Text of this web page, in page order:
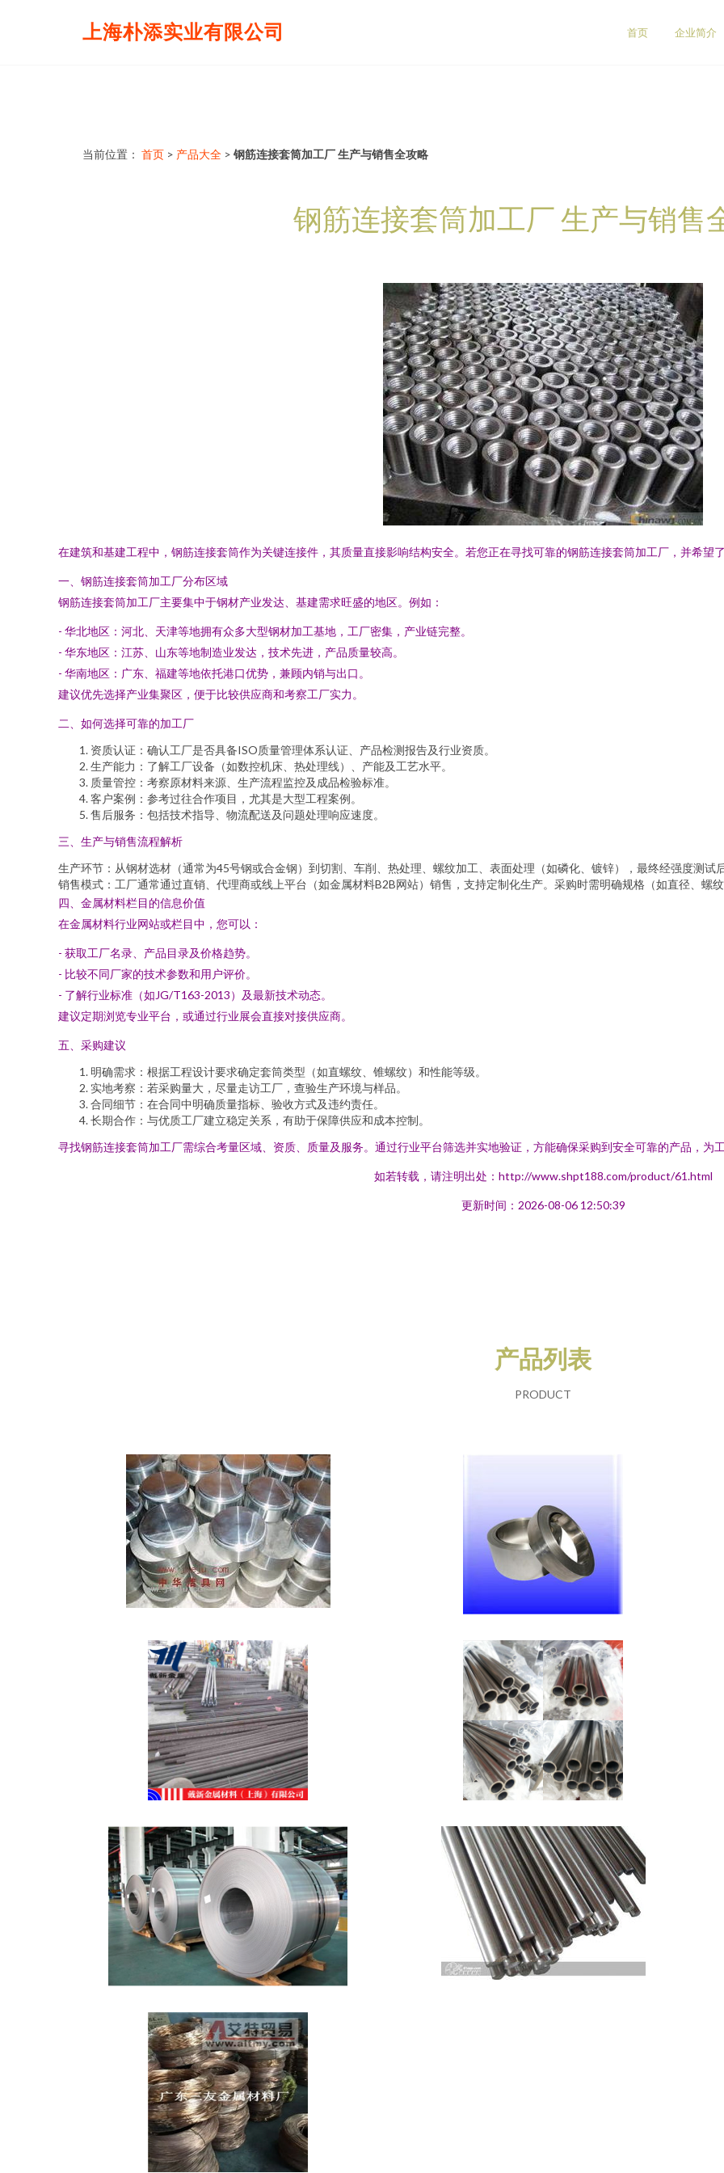
上海朴添实业有限公司 首页 企业简介
当前位置： 首页 > 产品大全 > 钢筋连接套筒加工厂 生产与销售全攻略
钢筋连接套筒加工厂 生产与销售
在建筑和基建工程中，钢筋连接套筒作为关键连接件，其质量直接影响结构安全。若您正在寻找可靠的钢筋连接套筒加工厂，并希望
一、钢筋连接套筒加工厂分布区域
钢筋连接套筒加工厂主要集中于钢材产业发达、基建需求旺盛的地区。例如：
- 华北地区：河北、天津等地拥有众多大型钢材加工基地，工厂密集，产业链完整。
- 华东地区：江苏、山东等地制造业发达，技术先进，产品质量较高。
- 华南地区：广东、福建等地依托港口优势，兼顾内销与出口。
建议优先选择产业集聚区，便于比较供应商和考察工厂实力。
二、如何选择可靠的加工厂
资质认证：确认工厂是否具备ISO质量管理体系认证、产品检测报告及行业资质。
生产能力：了解工厂设备（如数控机床、热处理线）、产能及工艺水平。
质量管控：考察原材料来源、生产流程监控及成品检验标准。
客户案例：参考过往合作项目，尤其是大型工程案例。
售后服务：包括技术指导、物流配送及问题处理响应速度。
三、生产与销售流程解析
生产环节：从钢材选材（通常为45号钢或合金钢）到切割、车削、热处理、螺纹加工、表面处理（如磷化、镀锌），最终经强度测试后
销售模式：工厂通常通过直销、代理商或线上平台（如金属材料B2B网站）销售，支持定制化生产。采购时需明确规格（如直径、螺纹
四、金属材料栏目的信息价值
在金属材料行业网站或栏目中，您可以：
- 获取工厂名录、产品目录及价格趋势。
- 比较不同厂家的技术参数和用户评价。
- 了解行业标准（如JG/T163-2013）及最新技术动态。
建议定期浏览专业平台，或通过行业展会直接对接供应商。
五、采购建议
明确需求：根据工程设计要求确定套筒类型（如直螺纹、锥螺纹）和性能等级。
实地考察：若采购量大，尽量走访工厂，查验生产环境与样品。
合同细节：在合同中明确质量指标、验收方式及违约责任。
长期合作：与优质工厂建立稳定关系，有助于保障供应和成本控制。
寻找钢筋连接套筒加工厂需综合考量区域、资质、质量及服务。通过行业平台筛选并实地验证，方能确保采购到安全可靠的产品，为
如若转载，请注明出处：http://www.shpt188.com/product/61.html
更新时间：2026-08-06 12:50:39
产品列表
PRODUCT